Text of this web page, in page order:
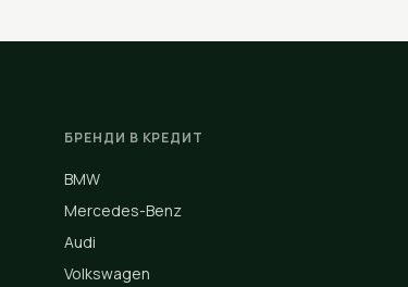
БРЕНДИ В КРЕДИТ
BMW
Mercedes-Benz
Audi
Volkswagen